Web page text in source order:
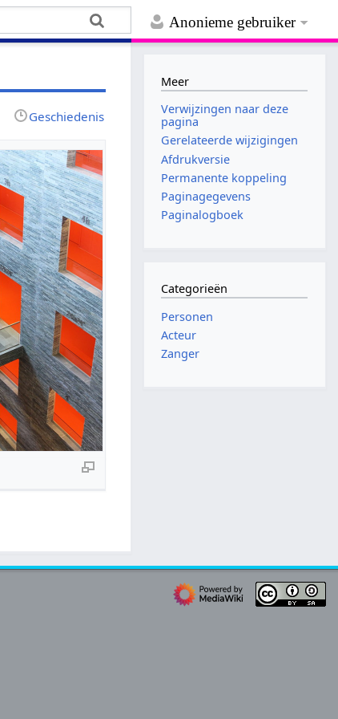
Anonieme gebruiker
Geschiedenis
Meer
Verwijzingen naar deze
pagina
Gerelateerde wijzigingen
Afdrukversie
Permanente koppeling
Paginagegevens
Paginalogboek
Categorieën
Personen
Acteur
Zanger